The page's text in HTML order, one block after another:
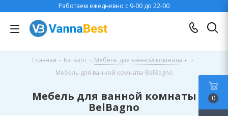
Работаем ежедневно с 9-00 до 22-00
Главная - Каталог - Мебель для ванной комнаты
-
Мебель для ванной комнаты BelBagno
Мебель для ванной комнаты
BelBagno
0